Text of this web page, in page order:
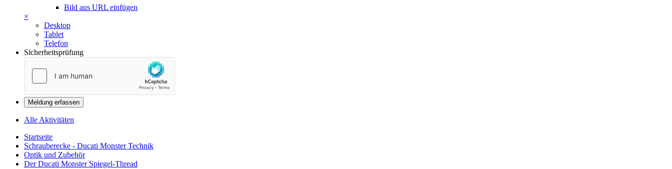
Bild aus URL einfügen
×
Desktop
Tablet
Telefon
Sicherheitsprüfung
Meldung erfassen
Alle Aktivitäten
Startseite
Schrauberecke - Ducati Monster Technik
Optik und Zubehör
Der Ducati Monster Spiegel-Thread